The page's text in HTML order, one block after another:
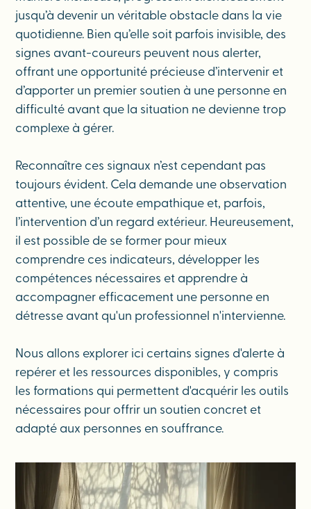
jusqu’à devenir un véritable obstacle dans la vie
quotidienne. Bien qu’elle soit parfois invisible, des
signes avant-coureurs peuvent nous alerter,
offrant une opportunité précieuse d’intervenir et
d’apporter un premier soutien à une personne en
difficulté avant que la situation ne devienne trop
complexe à gérer.
Reconnaître ces signaux n’est cependant pas
toujours évident. Cela demande une observation
attentive, une écoute empathique et, parfois,
l’intervention d’un regard extérieur. Heureusement,
il est possible de se former pour mieux
comprendre ces indicateurs, développer les
compétences nécessaires et apprendre à
accompagner efficacement une personne en
détresse avant qu'un professionnel n'intervienne.
Nous allons explorer ici certains signes d'alerte à
repérer et les ressources disponibles, y compris
les formations qui permettent d'acquérir les outils
nécessaires pour offrir un soutien concret et
adapté aux personnes en souffrance.